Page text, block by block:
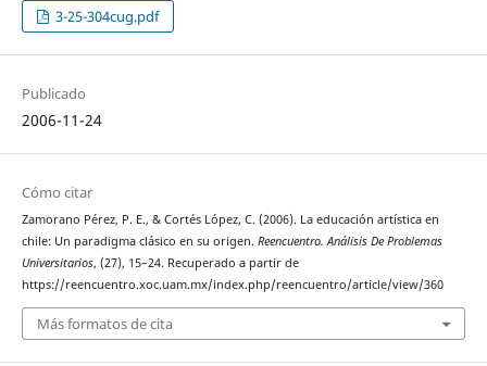
3-25-304cug.pdf
Publicado
2006-11-24
Cómo citar
Zamorano Pérez, P. E., & Cortés López, C. (2006). La educación artística en
chile: Un paradigma clásico en su origen. Reencuentro. Análisis De Problemas
Universitarios, (27), 15–24. Recuperado a partir de
https://reencuentro.xoc.uam.mx/index.php/reencuentro/article/view/360
Más formatos de cita